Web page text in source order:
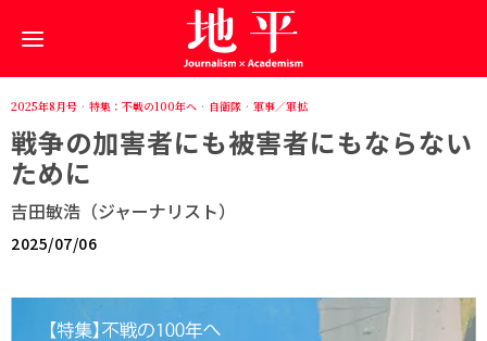
2025年8月号 · 特集：不戦の100年へ · 自衛隊 · 軍事／軍拡
戦争の加害者にも被害者にもならない
ために
吉田敏浩（ジャーナリスト）
2025/07/06